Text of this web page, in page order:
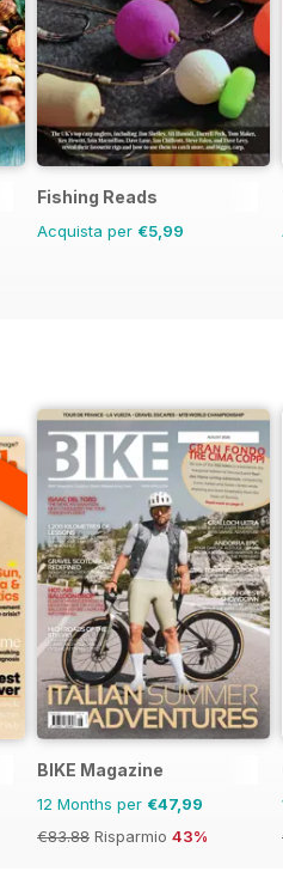
Fishing Reads
Acquista per €5,99
BIKE Magazine
12 Months per €47,99
€83.88 Risparmio 43%